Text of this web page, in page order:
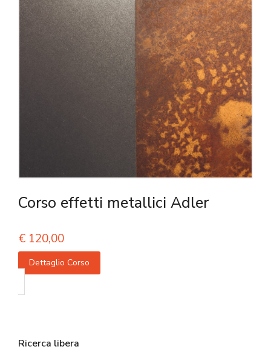
Corso effetti metallici Adler
€ 120,00
Dettaglio Corso
Ricerca libera